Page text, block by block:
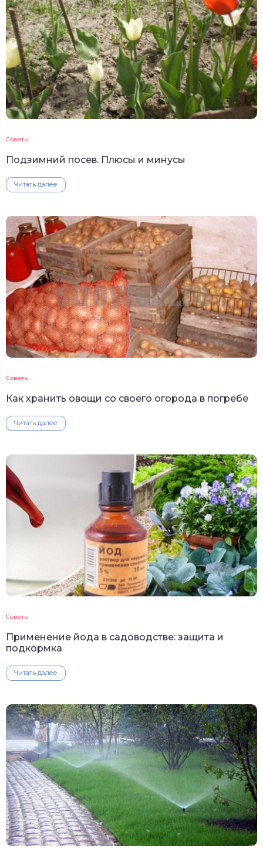
Советы
Подзимний посев. Плюсы и минусы
Читать далее
Советы
Как хранить овощи со своего огорода в погребе
Читать далее
Советы
Применение йода в садоводстве: защита и
подкормка
Читать далее